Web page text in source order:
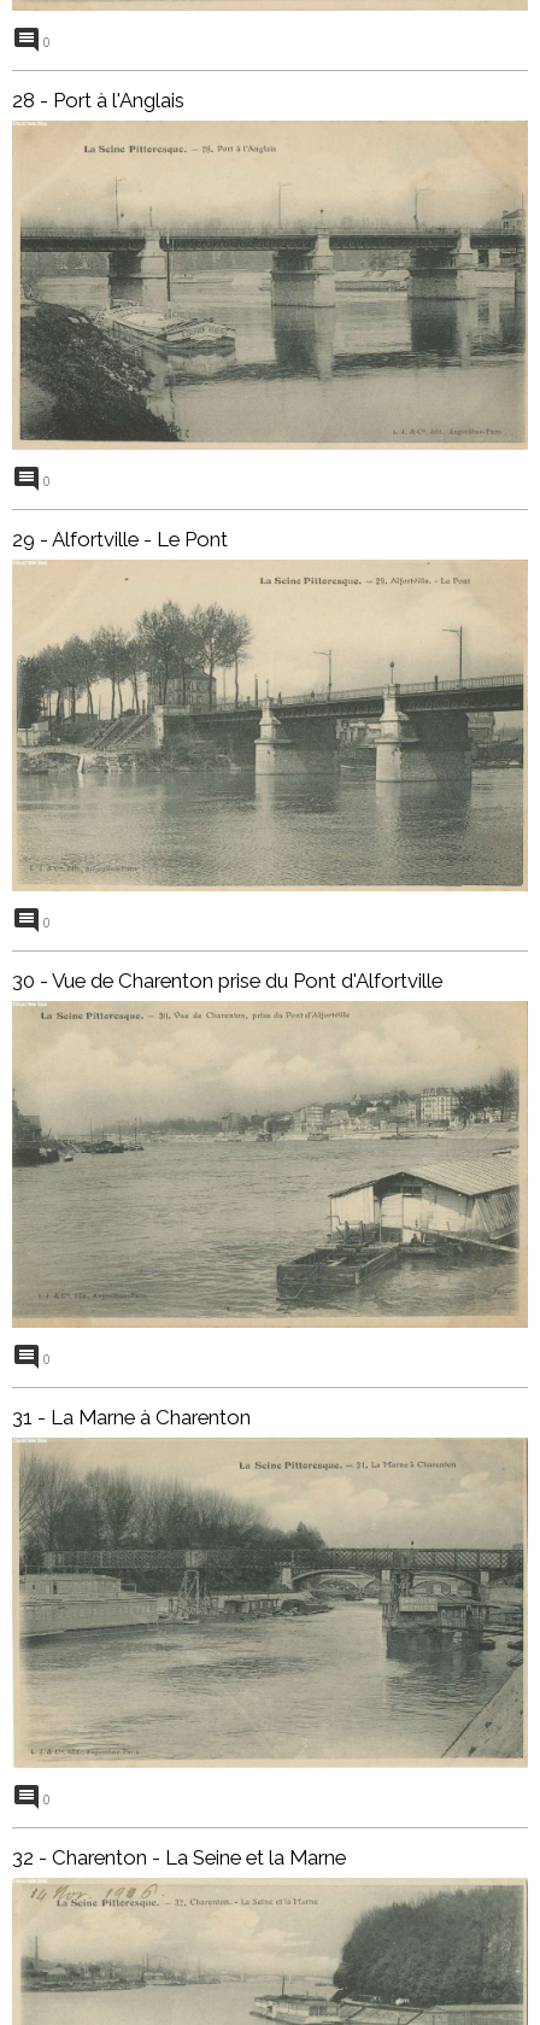
0
28 - Port à l'Anglais
0
29 - Alfortville - Le Pont
0
30 - Vue de Charenton prise du Pont d'Alfortville
0
31 - La Marne à Charenton
0
32 - Charenton - La Seine et la Marne